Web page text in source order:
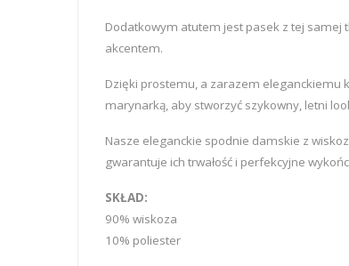
Dodatkowym atutem jest pasek z tej samej
akcentem.
Dzięki prostemu, a zarazem eleganckiemu
marynarką, aby stworzyć szykowny, letni
Nasze eleganckie spodnie damskie z
gwarantuje ich trwałość i perfekcyjne
SKŁAD:
90% wiskoza
10% poliester